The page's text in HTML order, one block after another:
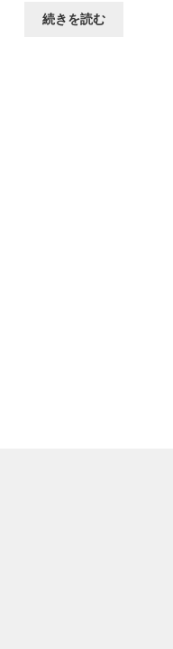
続きを読む